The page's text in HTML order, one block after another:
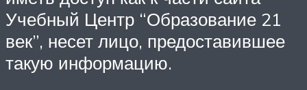
Учебный Центр “Образование 21
век”, несет лицо, предоставившее
такую информацию.